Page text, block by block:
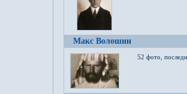
Макс Волошин
52 фото,